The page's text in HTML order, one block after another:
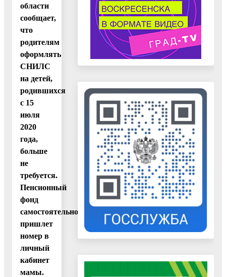
области
сообщает,
что
родителям
оформлять
СНИЛС
на детей,
родившихся
с 15
июля
2020
года,
больше
не
требуется.
Пенсионный
фонд
самостоятельно
пришлет
номер в
личный
кабинет
мамы.